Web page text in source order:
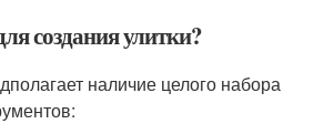
создания улитки?
наличие целого набора